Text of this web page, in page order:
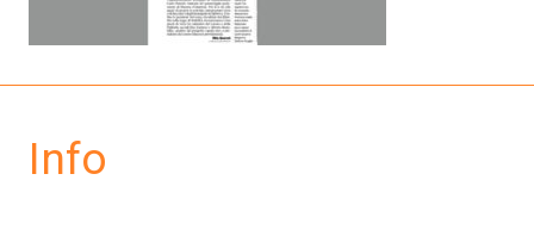
Info